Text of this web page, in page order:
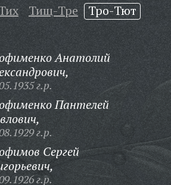
Тищ-Тре Тро-Тют
Анатолий
г.р.
Пантелей
г.р.
Сергей
г.р.